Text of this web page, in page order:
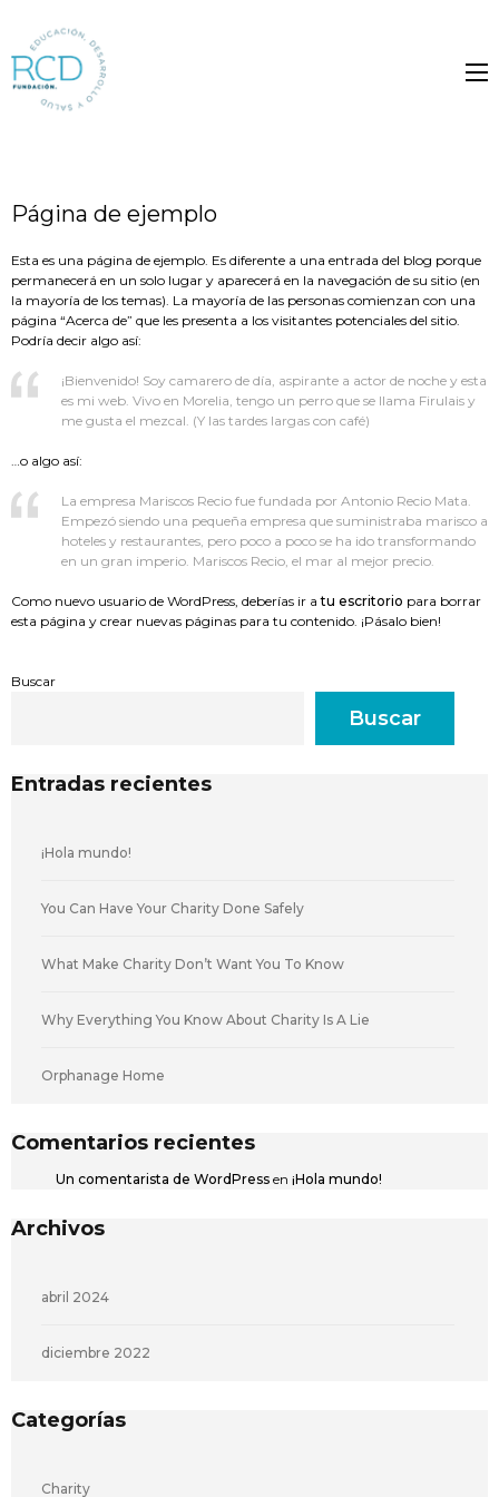
Página de ejemplo
Esta es una página de ejemplo. Es diferente a una entrada del blog porque
permanecerá en un solo lugar y aparecerá en la navegación de su sitio (en
la mayoría de los temas). La mayoría de las personas comienzan con una
página “Acerca de” que les presenta a los visitantes potenciales del sitio.
Podría decir algo así:
¡Bienvenido! Soy camarero de día, aspirante a actor de noche y esta
es mi web. Vivo en Morelia, tengo un perro que se llama Firulais y
me gusta el mezcal. (Y las tardes largas con café)
…o algo así:
La empresa Mariscos Recio fue fundada por Antonio Recio Mata.
Empezó siendo una pequeña empresa que suministraba marisco a
hoteles y restaurantes, pero poco a poco se ha ido transformando
en un gran imperio. Mariscos Recio, el mar al mejor precio.
Como nuevo usuario de WordPress, deberías ir atu escritorio para borrar
esta página y crear nuevas páginas para tu contenido. ¡Pásalo bien!
Buscar
Buscar
Entradas recientes
¡Hola mundo!
You Can Have Your Charity Done Safely
What Make Charity Don’t Want You To Know
Why Everything You Know About Charity Is A Lie
Orphanage Home
Comentarios recientes
Un comentarista de WordPress en ¡Hola mundo!
Archivos
abril 2024
diciembre 2022
Categorías
Charity